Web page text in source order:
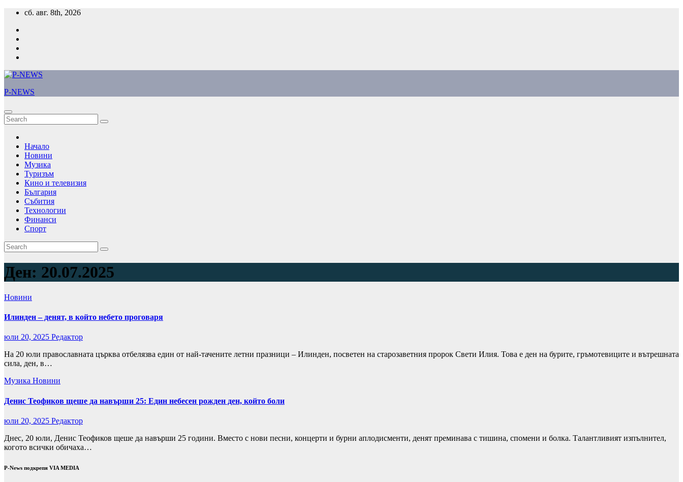
Skip
content
сб. авг. 8th, 2026
P-NEWS
Начало
Новини
Музика
Туризъм
Кино и телевизия
България
Събития
Технологии
Финанси
Спорт
Ден: 20.07.2025
Новини
Илинден – денят, в който небето проговаря
юли 20, 2025 Редактор
На 20 юли православната църква отбелязва един от най-тачените летни празници – Илинден, посветен на старозаветния пророк Свети Илия. Това е ден на бурите, гръмотевиците и вътрешната
сила, ден, в…
Музика Новини
Денис Теофиков щеше да навърши 25: Един небесен рожден ден, който боли
юли 20, 2025 Редактор
Днес, 20 юли, Денис Теофиков щеше да навърши 25 години. Вместо с нови песни, концерти и бурни аплодисменти, денят преминава с тишина, спомени и болка. Талантливият изпълнител,
когото всички обичаха…
P-News подкрепя VIA MEDIA